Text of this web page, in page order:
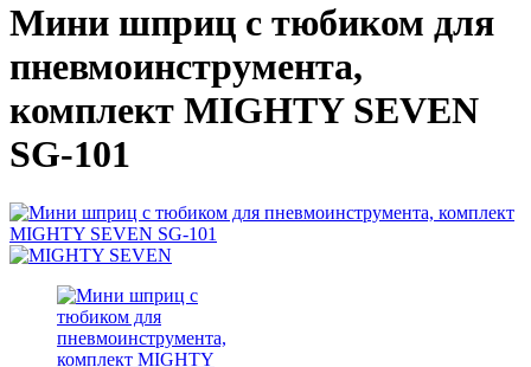
Мини шприц с тюбиком для
пневмоинструмента,
комплект MIGHTY SEVEN
SG-101